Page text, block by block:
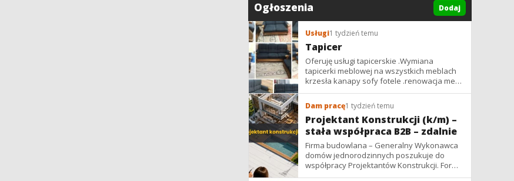
Ogłoszenia Dodaj
Usługi1 tydzień temu
Tapicer
Oferuję usługi tapicerskie .Wymiana
tapicerki meblowej na wszystkich meblach
krzesła kanapy sofy fotele .renowacja mebli
vintage,PRL. glamur
Dam pracę1 tydzień temu
Projektant Konstrukcji (k/m) –
stała współpraca B2B – zdalnie
Firma budowlana – Generalny Wykonawca
domów jednorodzinnych poszukuje do
współpracy Projektantów Konstrukcji. Forma
współpracy: B2B / podwykonawstwo –